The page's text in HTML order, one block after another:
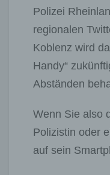
Polizei
regionalen
Koblenz wird
Handy“
Abständen
Wenn Sie also
Polizistin oder
auf sein